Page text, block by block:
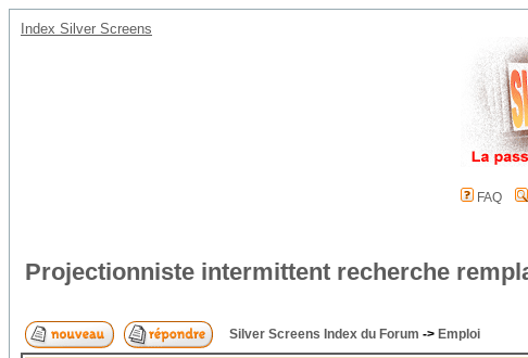
Index Silver Screens
FAQ
Projectionniste intermittent recherche
Silver Screens Index du Forum -> Emploi